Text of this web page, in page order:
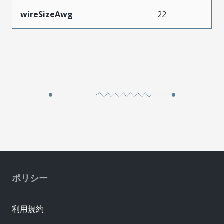
wireSizeAwg 22
ポリシー
利用規約